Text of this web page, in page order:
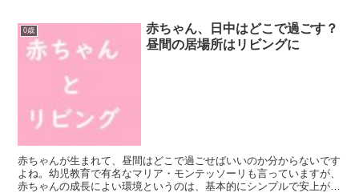
0歳
赤ちゃん、日中はどこで過ごす？
昼間の居場所はリビングに
赤ちゃんが生まれて、昼間はどこで過ごせばいいのか分からないです
よね。幼児教育で有名なマリア・モンテッソーリも言っていますが、
赤ちゃんの成長によい環境というのは、基本的にシンプルで安上がり